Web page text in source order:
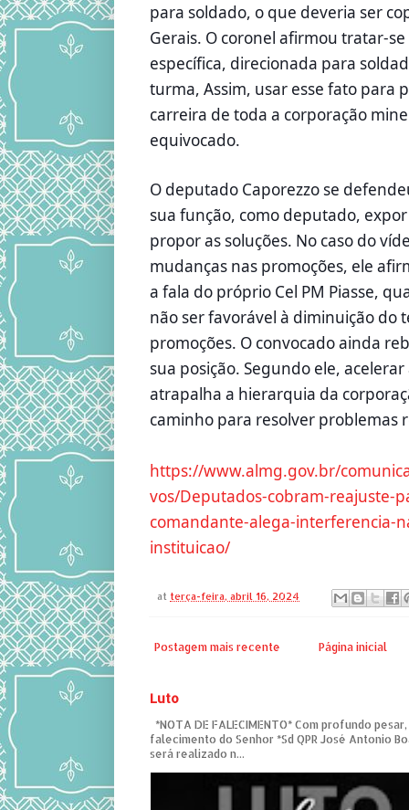
para soldado, o que deveria ser
Gerais. O coronel afirmou tratar-
específica, direcionada para
turma, Assim, usar esse fato para
carreira de toda a corporação
equivocado.
O deputado Caporezzo se
sua função, como deputado,
propor as soluções. No caso do
mudanças nas promoções, ele
a fala do próprio Cel PM Piasse,
não ser favorável à diminuição do
promoções. O convocado ainda
sua posição. Segundo ele,
atrapalha a hierarquia da
caminho para resolver problemas
https://www.almg.gov.br/
vos/Deputados-cobram-reajuste-
comandante-alega-interferencia-
instituicao/
at terça-feira, abril 16, 2024
Postagem mais recente Página inicial
Luto
*NOTA DE FALECIMENTO* Com profundo
falecimento do Senhor *Sd QPR José Antonio
será realizado n...